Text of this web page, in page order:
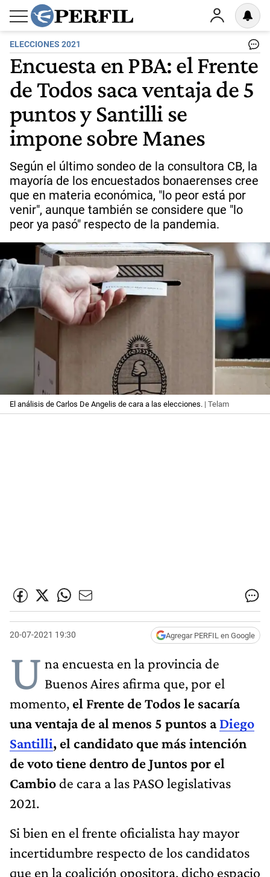
ELECCIONES 2021
Encuesta en PBA: el Frente
de Todos saca ventaja de 5
puntos y Santilli se
impone sobre Manes
Según el último sondeo de la consultora CB, la
mayoría de los encuestados bonaerenses cree
que en materia económica, "lo peor está por
venir", aunque también se considere que "lo
peor ya pasó" respecto de la pandemia.
El análisis de Carlos De Angelis de cara a las elecciones. | Telam
20-07-2021 19:30 Agregar PERFIL en Google
U na encuesta en la provincia de
Buenos Aires afirma que, por el
momento, el Frente de Todos le sacaría
una ventaja de al menos 5 puntos aDiego
Santilli, el candidato que más intención
de voto tiene dentro de Juntos por el
Cambio de cara a las PASO legislativas
2021.
Si bien en el frente oficialista hay mayor
incertidumbre respecto de los candidatos
que en la coalición opositora, dicho espacio